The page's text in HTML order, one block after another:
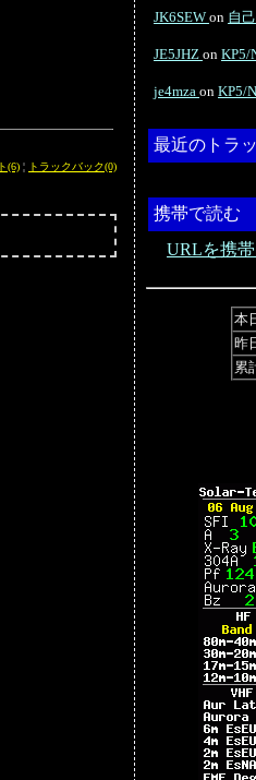
(6) ¦ トラックバック(0)
JK6SEW on 自
JE5JHZ on KP5/
je4mza on KP5/
最近のトラ
携帯で読む
URLを携
本
昨
累